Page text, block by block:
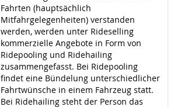
Fahrten (hauptsächlich
Mitfahrgelegenheiten) verstanden
werden, werden unter Rideselling
kommerzielle Angebote in Form von
Ridepooling und Ridehailing
zusammengefasst. Bei Ridepooling
findet eine Bündelung unterschiedlicher
Fahrtwünsche in einem Fahrzeug statt.
Bei Ridehailing steht der Person das